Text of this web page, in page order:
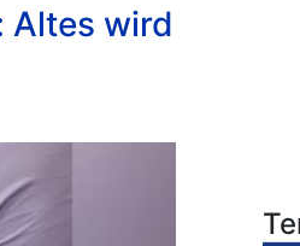
Altes wird